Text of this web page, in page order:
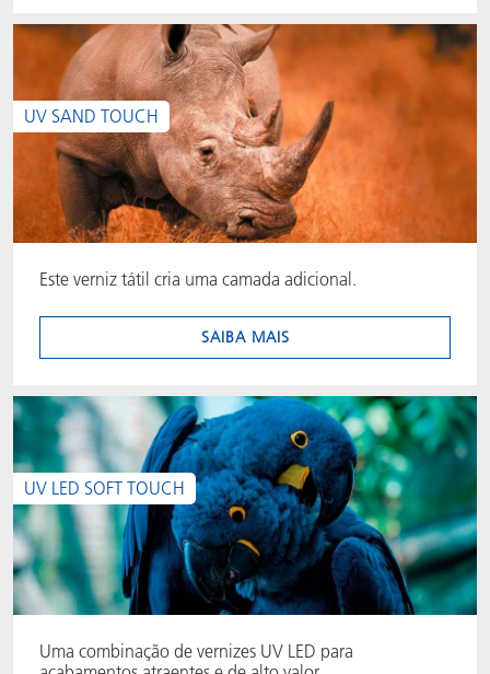
UV SAND TOUCH
Este verniz tátil cria uma camada adicional.
SAIBA MAIS
UV LED SOFT TOUCH
Uma combinação de vernizes UV LED para